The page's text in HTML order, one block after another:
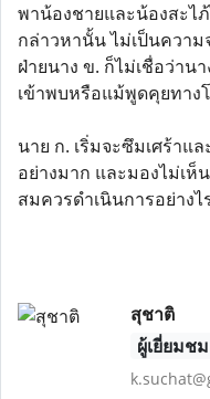
พาน้องชายและน้องสะไ
กล่าวหานั้น ไม่เป็นควา
ฝ่ายนาง ข. ก็ไม่เชื่อว่าน
เข้าพบหรือแม้พูดคุยทาง
นาย ก. เริ่มจะซึมเศร้าแ
อย่างมาก และมองไม่เห็
สมควรดำเนินการอย่างไ
สุชาติ
ผู้เยี่ยมชม